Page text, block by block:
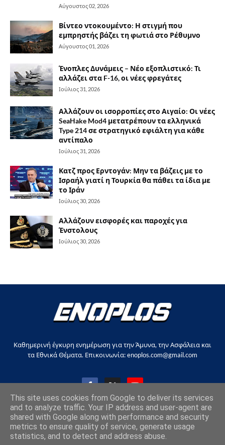
Αύγουστος 02, 2026
Βίντεο ντοκουμέντο: Η στιγμή που
εμπρηστής βάζει τη φωτιά στο Ρέθυμνο
Αύγουστος 01, 2026
Ένοπλες Δυνάμεις – Νέο εξοπλιστικό: Τι
αλλάζει στα F-16, οι νέες φρεγάτες
Ιούλιος 31, 2026
Αλλάζουν οι ισορροπίες στο Αιγαίο: Οι νέες
SeaHake Mod4 μετατρέπουν τα ελληνικά
Type 214 σε στρατηγικό εφιάλτη για κάθε
αντίπαλο
Ιούλιος 31, 2026
Κατζ προς Ερντογάν: Μην τα βάζεις με το
Ισραήλ γιατί η Τουρκία θα πάθει τα ίδια με
το Ιράν
Ιούλιος 30, 2026
Αλλάζουν εισφορές και παροχές για
Ένστολους
Ιούλιος 30, 2026
Καθημερινή έγκυρη ενημέρωση για την Άμυνα, την Ασφάλεια και
τα Εθνικά Θέματα. Επικοινωνία: enoplos.com@gmail.com
Copyright © 2017-2026, all rights reserved |enoplos.gr
This site uses cookies from Google to deliver its services
and to analyze traffic. Your IP address and user-agent are
shared with Google along with performance and security
metrics to ensure quality of service, generate usage
statistics, and to detect and address abuse.